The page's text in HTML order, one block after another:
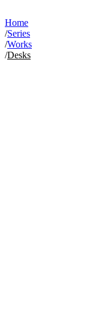
Home
/Series
/Works
/Desks